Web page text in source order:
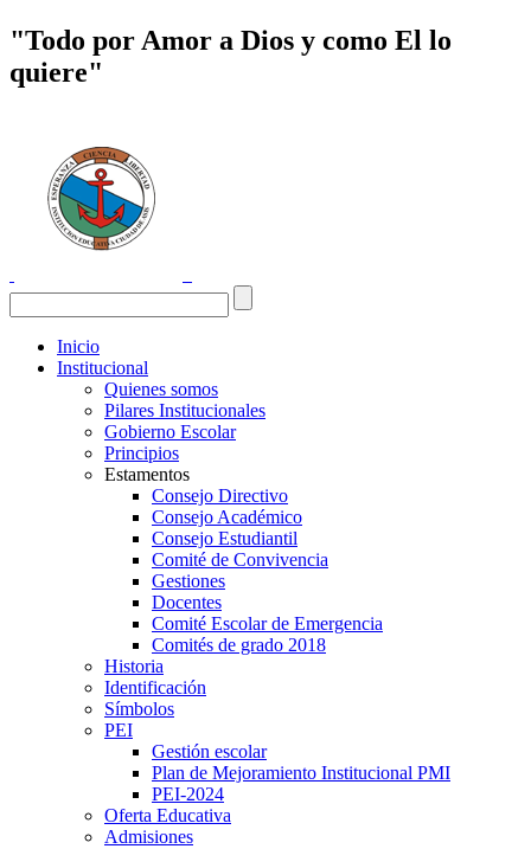
"Todo por Amor a Dios y como El lo
quiere"
Inicio
Institucional
Quienes somos
Pilares Institucionales
Gobierno Escolar
Principios
Estamentos
Consejo Directivo
Consejo Académico
Consejo Estudiantil
Comité de Convivencia
Gestiones
Docentes
Comité Escolar de Emergencia
Comités de grado 2018
Historia
Identificación
Símbolos
PEI
Gestión escolar
Plan de Mejoramiento Institucional PMI
PEI-2024
Oferta Educativa
Admisiones